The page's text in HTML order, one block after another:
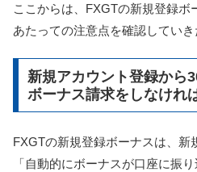
ここからは、FXGTの新規登録ボ
あたっての注意点を確認していき
新規アカウント登録から
ボーナス請求をしなけれ
FXGTの新規登録ボーナスは、新
「自動的にボーナスが口座に振